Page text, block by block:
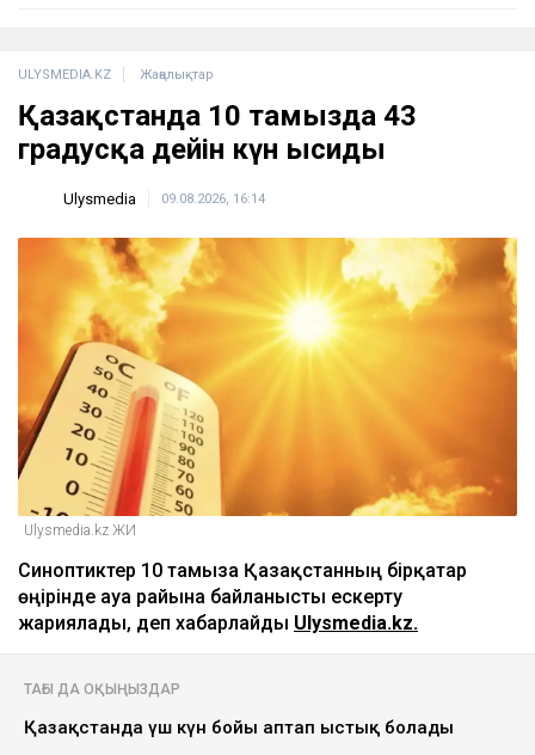
ULYSMEDIA.KZ Жаңалықтар
Қазақстанда 10 тамызда 43
градусқа дейін күн ысиды
Ulysmedia 09.08.2026, 16:14
Ulysmedia.kz ЖИ
Синоптиктер 10 тамызға Қазақстанның бірқатар
өңірінде ауа райына байланысты ескерту
жариялады, деп хабарлайды Ulysmedia.kz.
ТАҒЫ ДА ОҚЫҢЫЗДАР
Қазақстанда үш күн бойы аптап ыстық болады